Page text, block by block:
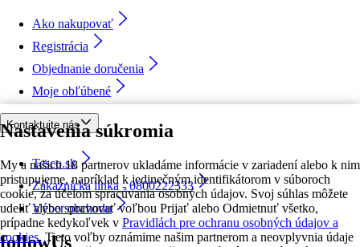
Nastavenia súkromia
My a našich 18 partnerov ukladáme informácie v zariadení alebo k nim
pristupujeme, napríklad k jedinečným identifikátorom v súboroch
cookie, za účelom spracúvania osobných údajov. Svoj súhlas môžete
udeliť alebo spravovať voľbou Prijať alebo Odmietnuť všetko,
prípadne kedykoľvek v Pravidlách pre ochranu osobných údajov a
cookies. Tieto voľby oznámime našim partnerom a neovplyvnia údaje
Ako nakupovať
Registrácia
Objednanie doručenia
Moje obľúbené
Kontaktujte nás
Tesco.sk
Zákaznícka linka - 0800222333
Výber obchodu
followUs